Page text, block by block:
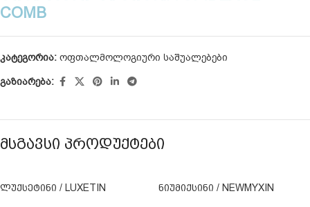
COMB
კატეგორია: ოფთალმოლოგიური საშუალებები
გაზიარება:
ᲛᲡᲒᲐᲕᲡᲘ ᲞᲠᲝᲓᲣᲥᲢᲔᲑᲘ
ᲚᲣᲥᲡᲔᲢᲘᲜᲘ / LUXETIN ᲜᲘᲣᲛᲘᲥᲡᲘᲜᲘ / NEWMYXIN